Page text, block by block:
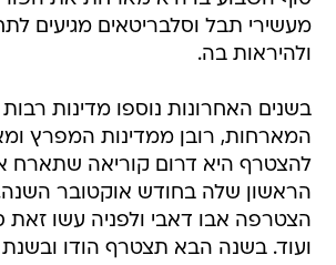
מעשירי תבל וסלבריטאים מגיעים
ולהיראות בה.
בשנים האחרונות נוספו מדינות
המארחות, רובן ממדינות המפרץ
להצטרף היא דרום קוריאה שתארח
הראשון שלה בחודש אוקטובר
הצטרפה אבו דאבי ולפניה עשו זאת